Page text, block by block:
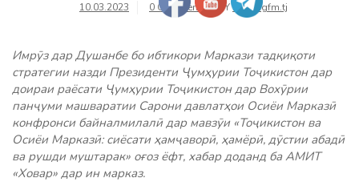
10.03.2023 0 Comments BYfarhangfm.tj
Имрӯз дар Душанбе бо ибтикори Маркази тадқиқоти
стратегии назди Президенти Ҷумҳурии Тоҷикистон дар
доираи раёсати Ҷумҳурии Тоҷикистон дар Вохӯрии
панҷуми машваратии Сарони давлатҳои Осиёи Марказӣ
конфронси байналмилалӣ дар мавзӯи «Тоҷикистон ва
Осиёи Марказӣ: сиёсати ҳамҷаворӣ, ҳамёрӣ, дӯстии абадӣ
ва рушди муштарак» оғоз ёфт, хабар доданд ба АМИТ
«Ховар» дар ин марказ.